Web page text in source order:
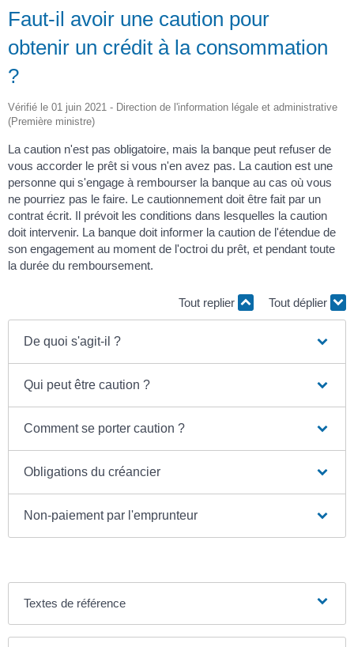
Faut-il avoir une caution pour
obtenir un crédit à la consommation
?
Vérifié le 01 juin 2021 - Direction de l'information légale et administrative
(Première ministre)
La caution n'est pas obligatoire, mais la banque peut refuser de
vous accorder le prêt si vous n'en avez pas. La caution est une
personne qui s'engage à rembourser la banque au cas où vous
ne pourriez pas le faire. Le cautionnement doit être fait par un
contrat écrit. Il prévoit les conditions dans lesquelles la caution
doit intervenir. La banque doit informer la caution de l'étendue de
son engagement au moment de l'octroi du prêt, et pendant toute
la durée du remboursement.
Tout replier Tout déplier
De quoi s'agit-il ?
Qui peut être caution ?
Comment se porter caution ?
Obligations du créancier
Non-paiement par l'emprunteur
Textes de référence